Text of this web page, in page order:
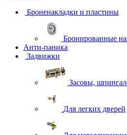
Броненакладки и пластины
Бронированные
Анти-паника
Задвижки
Засовы,
Для легких дверей